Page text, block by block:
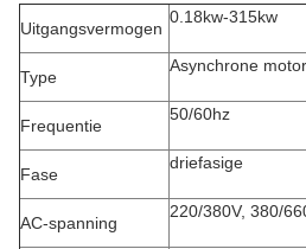
Uitgangsvermogen
0.18kw-315kw
Type
Asynchrone motor
Frequentie
50/60hz
Fase
driefasige
AC-spanning
220/380V, 380/